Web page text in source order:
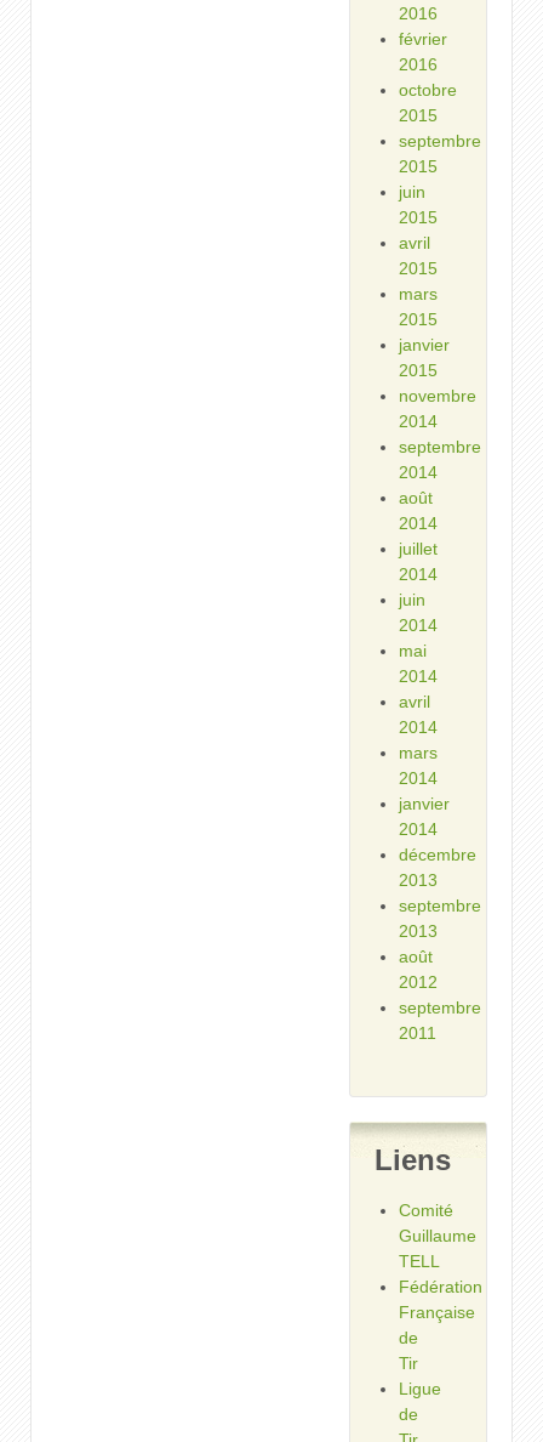
2016
février
2016
octobre
2015
septembre
2015
juin
2015
avril
2015
mars
2015
janvier
2015
novembre
2014
septembre
2014
août
2014
juillet
2014
juin
2014
mai
2014
avril
2014
mars
2014
janvier
2014
décembre
2013
septembre
2013
août
2012
septembre
2011
Liens
Comité
Guillaume
TELL
Fédération
Française
de
Tir
Ligue
de